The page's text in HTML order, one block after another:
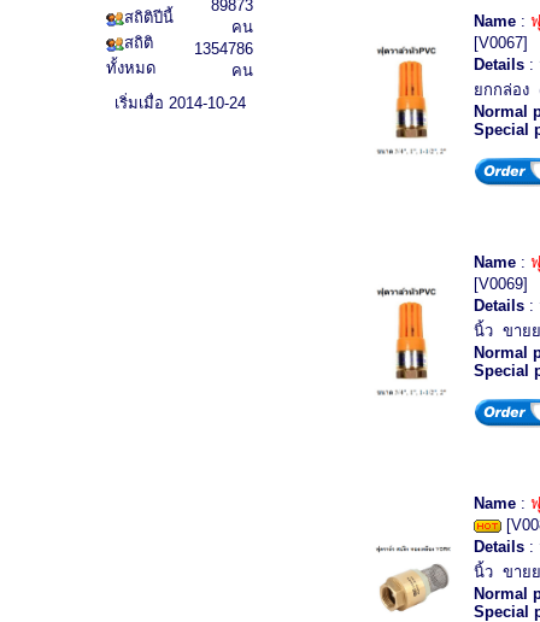
สถิติปีนี้
สถิติ
ทั้งหมด
89873
คน
1354786
คน
เริ่มเมื่อ 2014-10-24
Name :
[V0067]
Details :
ยกกล่อง
Normal
Special
Name :
[V0069]
Details :
นิ้ว ขาย
Normal
Special
Name :
Details :
นิ้ว ขาย
Normal
Special